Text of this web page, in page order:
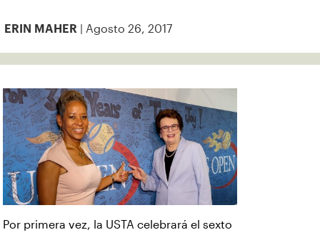
ERIN MAHER | Agosto 26, 2017
Por primera vez, la USTA celebrará el sexto